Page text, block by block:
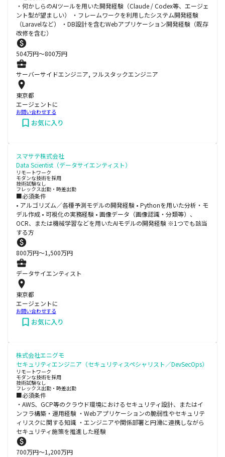
・何かしらのAIツールを用いた開発経験（Claude / Codex等、エージェ
ント型が望ましい） ・フレームワークを利用したシステム開発経験
（Laravelなど） ・DB設計を含むWebアプリケーション開発経験（既存
改修を含む）
504万円〜800万円
サーバーサイドエンジニア, フルスタックエンジニア
東京都
エージェントに
お問い合わせする
お気に入り
スマサテ株式会社
Data Scientist（データサイエンティスト）
リモートワーク
モダンな技術を採用
技術試験なし
フレックス出勤・時差出勤
■必須条件
• アルゴリズム／各種予測モデルの開発経験 • Pythonを用いた分析・モ
デル作成 • 可視化の実務経験 • 画像データ（画像認識・分類等）、
OCR、または機械学習などを用いたAIモデルの開発経験 ※1つでも該当
する方
800万円〜1,500万円
データサイエンティスト
東京都
エージェントに
お問い合わせする
お気に入り
株式会社エニグモ
セキュリティエンジニア（セキュリティスペシャリスト／DevSecOps）
リモートワーク
モダンな技術を採用
技術試験なし
フレックス出勤・時差出勤
■必須条件
・AWS、GCP等のクラウド環境におけるセキュリティ設計、またはイ
ンフラ構築・運用経験 ・Webアプリケーションの脆弱性やセキュリテ
ィリスクに関する知識 ・エンジニアや関係部署と円滑に連携しながら
セキュリティ施策を推進した経験
700万円〜1,200万円